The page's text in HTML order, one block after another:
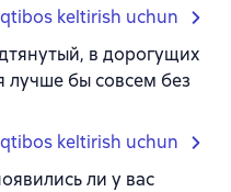
keltirish uchun
в дорогущих
лучше бы совсем без
keltirish uchun
ли у вас